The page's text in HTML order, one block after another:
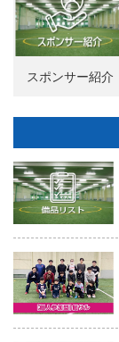
スポンサー紹介